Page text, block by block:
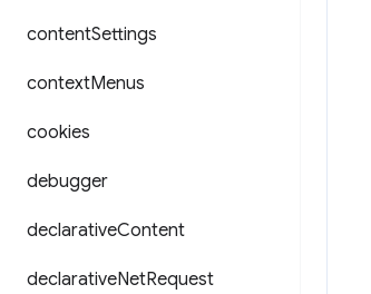
contentSettings
contextMenus
cookies
debugger
declarativeContent
declarativeNetRequest